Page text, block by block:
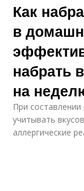
Как
в
набрать
на
При
учитывать
аллергические